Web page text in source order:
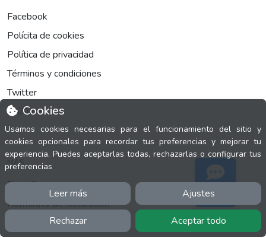
Cookies
Usamos cookies necesarias para el funcionamiento del sitio y
cookies opcionales para recordar tus preferencias y mejorar tu
experiencia. Puedes aceptarlas todas, rechazarlas o configurar tus
preferencias
Leer más Ajustes
Rechazar Aceptar todo
Facebook
Polícita de cookies
Política de privacidad
Términos y condiciones
Twitter
YouTube
MÁS
FactuCon
Normativa de facturación
Programa de Partners
Soporte